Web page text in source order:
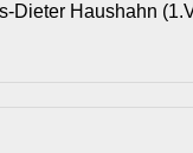
Dieter Haushahn